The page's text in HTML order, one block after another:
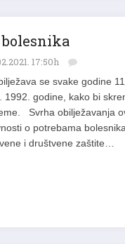
bolesnika
17:50h
se svake godine
1992. godine, kako bi
Svrha obilježavanja
o potrebama
i društvene zaštite…